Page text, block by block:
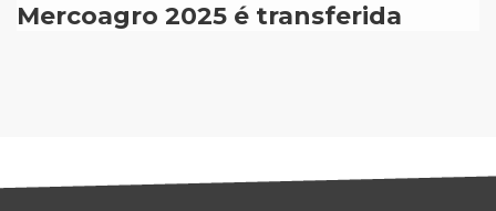
Mercoagro 2025 é transferida